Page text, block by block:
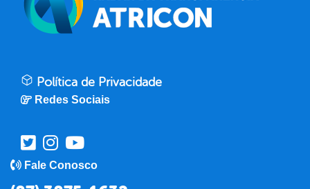
Política de Privacidade
Redes Sociais
Fale Conosco